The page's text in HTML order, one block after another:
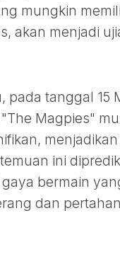
mungkin
akan menjadi
pada tanggal
Magpies"
ini
bermain
dan